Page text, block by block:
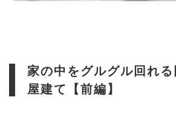
家の中をグルグル回れ
屋建て【前編】